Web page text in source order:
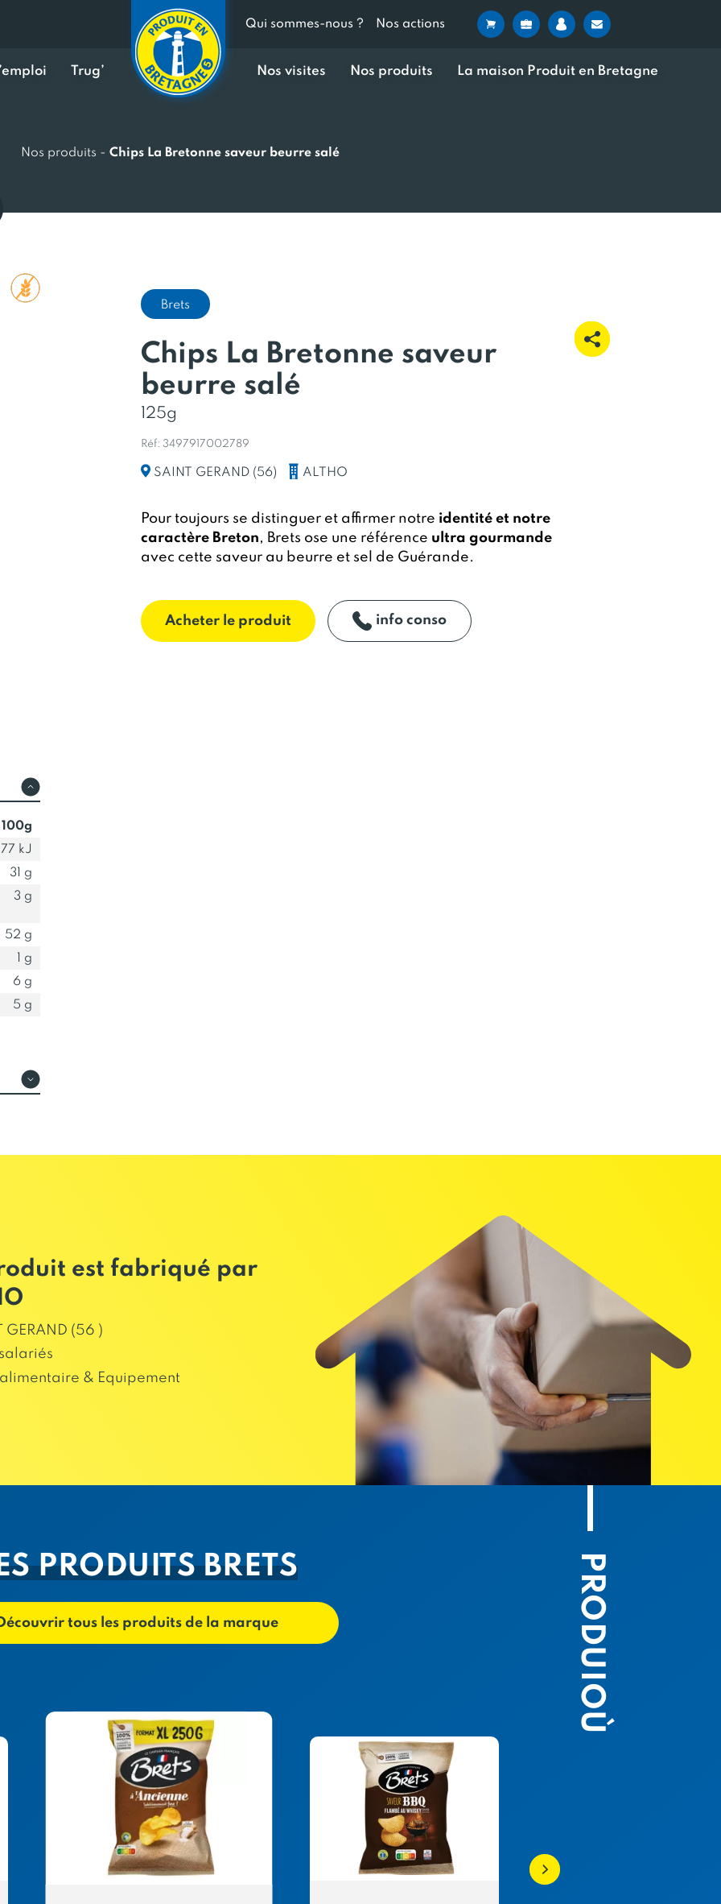
Qui sommes-nous ? Nos actions
Trug’ Nos visites Nos produits La maison Produit en Bretagne
Nos produits - Chips La Bretonne saveur beurre salé
kJ
31 g
3 g
52 g
1 g
6 g
5 g
Brets
Chips La Bretonne saveur
beurre salé
125g
Réf: 3497917002789
SAINT GERAND (56) ALTHO
Pour toujours se distinguer et affirmer notre identité et notre
caractère Breton, Brets ose une référence ultra gourmande
avec cette saveur au beurre et sel de Guérande.
Acheter le produit info conso
est fabriqué par
GERAND (56 )
& Equipement
PRODUIOÙ
PRODUITS BRETS
tous les produits de la marque